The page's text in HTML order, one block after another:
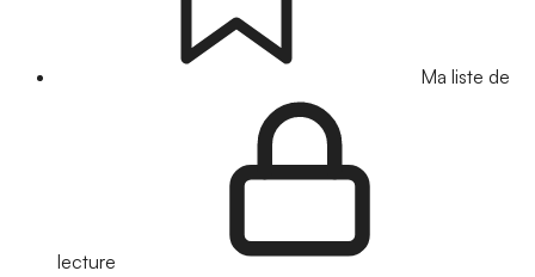
Ma liste de
lecture